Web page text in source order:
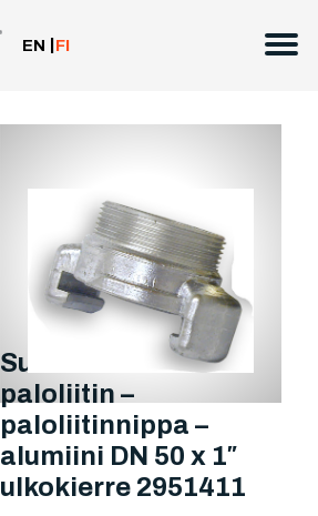
EN FI
Suomalainen
paloliitin –
paloliitinnippa –
alumiini DN 50 x 1″
ulkokierre 2951411